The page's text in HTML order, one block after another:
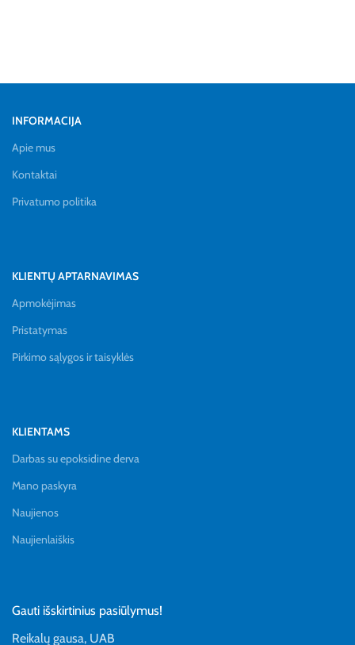
INFORMACIJA
Apie mus
Kontaktai
Privatumo politika
KLIENTŲ APTARNAVIMAS
Apmokėjimas
Pristatymas
Pirkimo sąlygos ir taisyklės
KLIENTAMS
Darbas su epoksidine derva
Mano paskyra
Naujienos
Naujienlaiškis
Gauti išskirtinius pasiūlymus!
Reikalų gausa, UAB